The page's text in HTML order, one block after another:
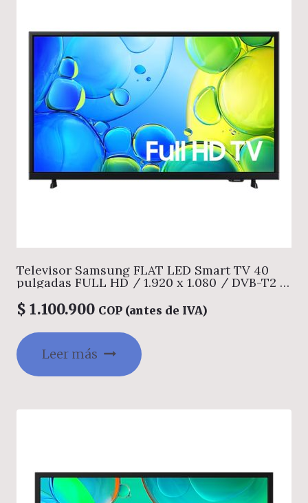
Televisor Samsung FLAT LED Smart TV 40
pulgadas FULL HD / 1.920 x 1.080 / DVB-T2 /
TIZEN/ Air play/ 20W sonido /abre y edita
archivos de Office/ Garantía 1 año. Ficha
técnica completa en www.samsung.com.co
$ 1.100.900 COP (antes de IVA)
Leer más